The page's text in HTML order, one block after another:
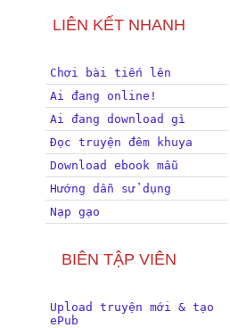
LIÊN KẾT NHANH
Chơi bài tiến lên
Ai đang online!
Ai đang download gì
Đọc truyện đêm khuya
Download ebook mẫu
Hướng dẫn sử dụng
Nạp gạo
BIÊN TẬP VIÊN
Upload truyện mới & tạo
ePub